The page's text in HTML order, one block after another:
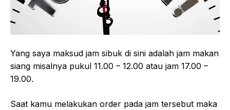
Yang saya maksud jam sibuk di sini adalah jam makan
siang misalnya pukul 11.00 – 12.00 atau jam 17.00 –
19.00.
Saat kamu melakukan order pada jam tersebut maka